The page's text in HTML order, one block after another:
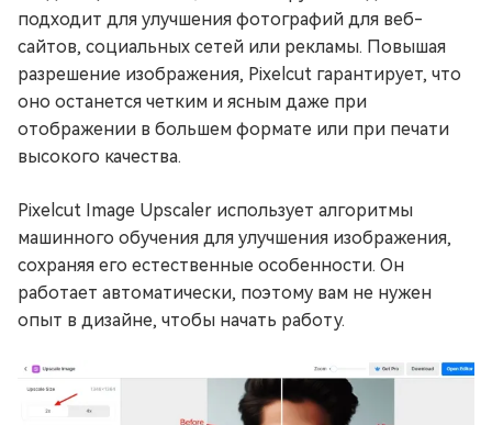
подходит для улучшения фотографий для веб-
сайтов, социальных сетей или рекламы. Повышая
разрешение изображения, Pixelcut гарантирует, что
оно останется четким и ясным даже при
отображении в большем формате или при печати
высокого качества.
Pixelcut Image Upscaler использует алгоритмы
машинного обучения для улучшения изображения,
сохраняя его естественные особенности. Он
работает автоматически, поэтому вам не нужен
опыт в дизайне, чтобы начать работу.